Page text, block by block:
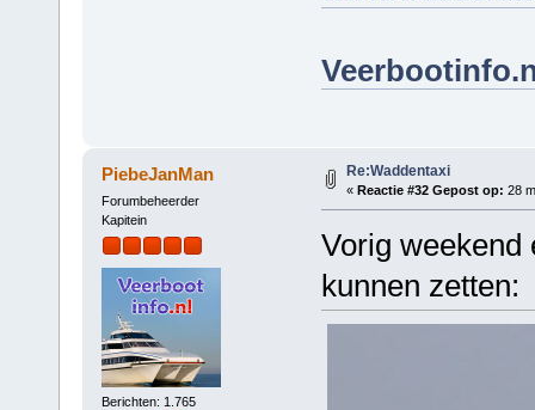
PiebeJanMan
Forumbeheerder
Kapitein
Berichten: 1.765
Re:Waddentaxi
« Reactie #32 Gepost op: 28
Vorig weekend
kunnen zetten: